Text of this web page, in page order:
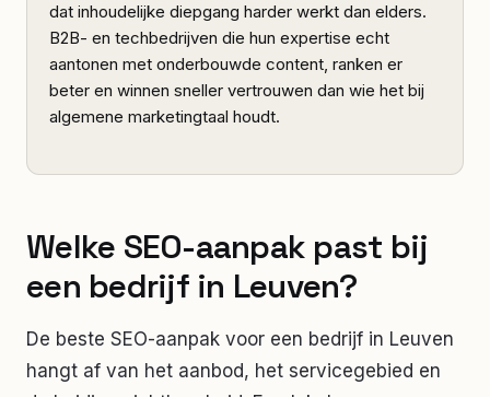
dat inhoudelijke diepgang harder werkt dan elders.
B2B- en techbedrijven die hun expertise echt
aantonen met onderbouwde content, ranken er
beter en winnen sneller vertrouwen dan wie het bij
algemene marketingtaal houdt.
Welke SEO-aanpak past bij
een bedrijf in Leuven?
De beste SEO-aanpak voor een bedrijf in Leuven
hangt af van het aanbod, het servicegebied en